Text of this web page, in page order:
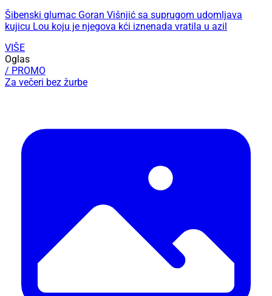
Šibenski glumac Goran Višnjić sa suprugom udomljava
kujicu Lou koju je njegova kći iznenada vratila u azil
VIŠE
Oglas
/ PROMO
Za večeri bez žurbe